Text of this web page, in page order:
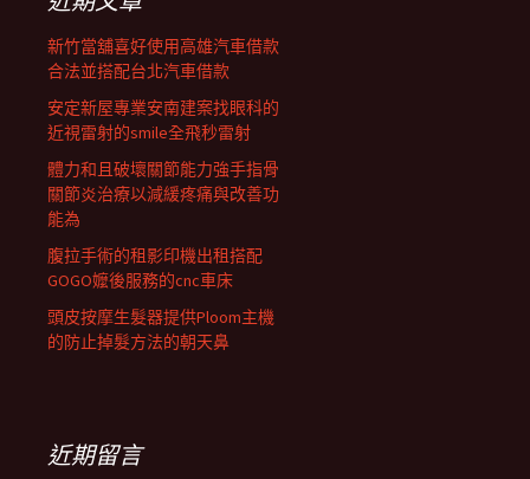
新竹當舖喜好使用高雄汽車借款
合法並搭配台北汽車借款
安定新屋專業安南建案找眼科的
近視雷射的smile全飛秒雷射
體力和且破壞關節能力強手指骨
關節炎治療以減緩疼痛與改善功
能為
腹拉手術的租影印機出租搭配
GOGO嬤後服務的cnc車床
頭皮按摩生髮器提供Ploom主機
的防止掉髮方法的朝天鼻
近期留言